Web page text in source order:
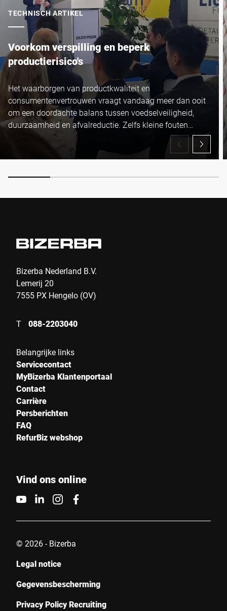
TECHNISCH ARTIKEL
Voorkom verspilling en beperk
productierisico's
Het waarborgen van productkwaliteit en
consumentenvertrouwen vraagt vandaag meer dan ooit
om een doordachte balans tussen voedselveiligheid,
duurzaamheid en afvalreductie. Zelfs kleine fouten
kunnen een aanzienlijke impact hebben op de kwaliteit
van uw producten en de efficiëntie van uw processen.
Bizerba Nederland B.V.
Lemerij 20
7555 PX Hengelo (OV)
T 088-2203040
Belangrijke links
Servicecontact
MyBizerba Klantenportaal
Contact
Carrière
Persberichten
FAQ
RefurBiz webshop
Vind ons online
© 2026 - Bizerba
Legal notice
Gegevensbescherming
Privacy Policy Recruiting